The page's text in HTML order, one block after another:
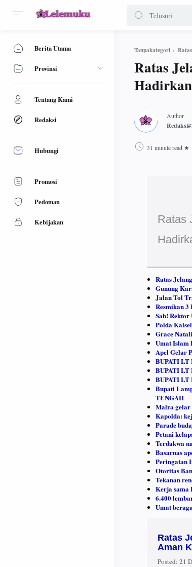
Tanpakategori
Ratas
31 minute read
Ratas
Ratas
Gunung
Jalan Tol
Resmikan 3
Sah!
Polda
Grace
Umat Islam
Apel Gelar
BUPATI LT
BUPATI LT
BUPATI LT
Bupati
TENGAH
Malra gelar
Kapolda:
Parade
Petani
Terdakwa
Basarnas
Peringatan
Otoritas
Tekanan
Kerja sama
6.400
Umat
Ratas
Aman
Posted: 21
Berita Utama
Provinsi
Tentang Kami
Redaksi
Hubungi
Promosi
Pedoman
Kebijakan